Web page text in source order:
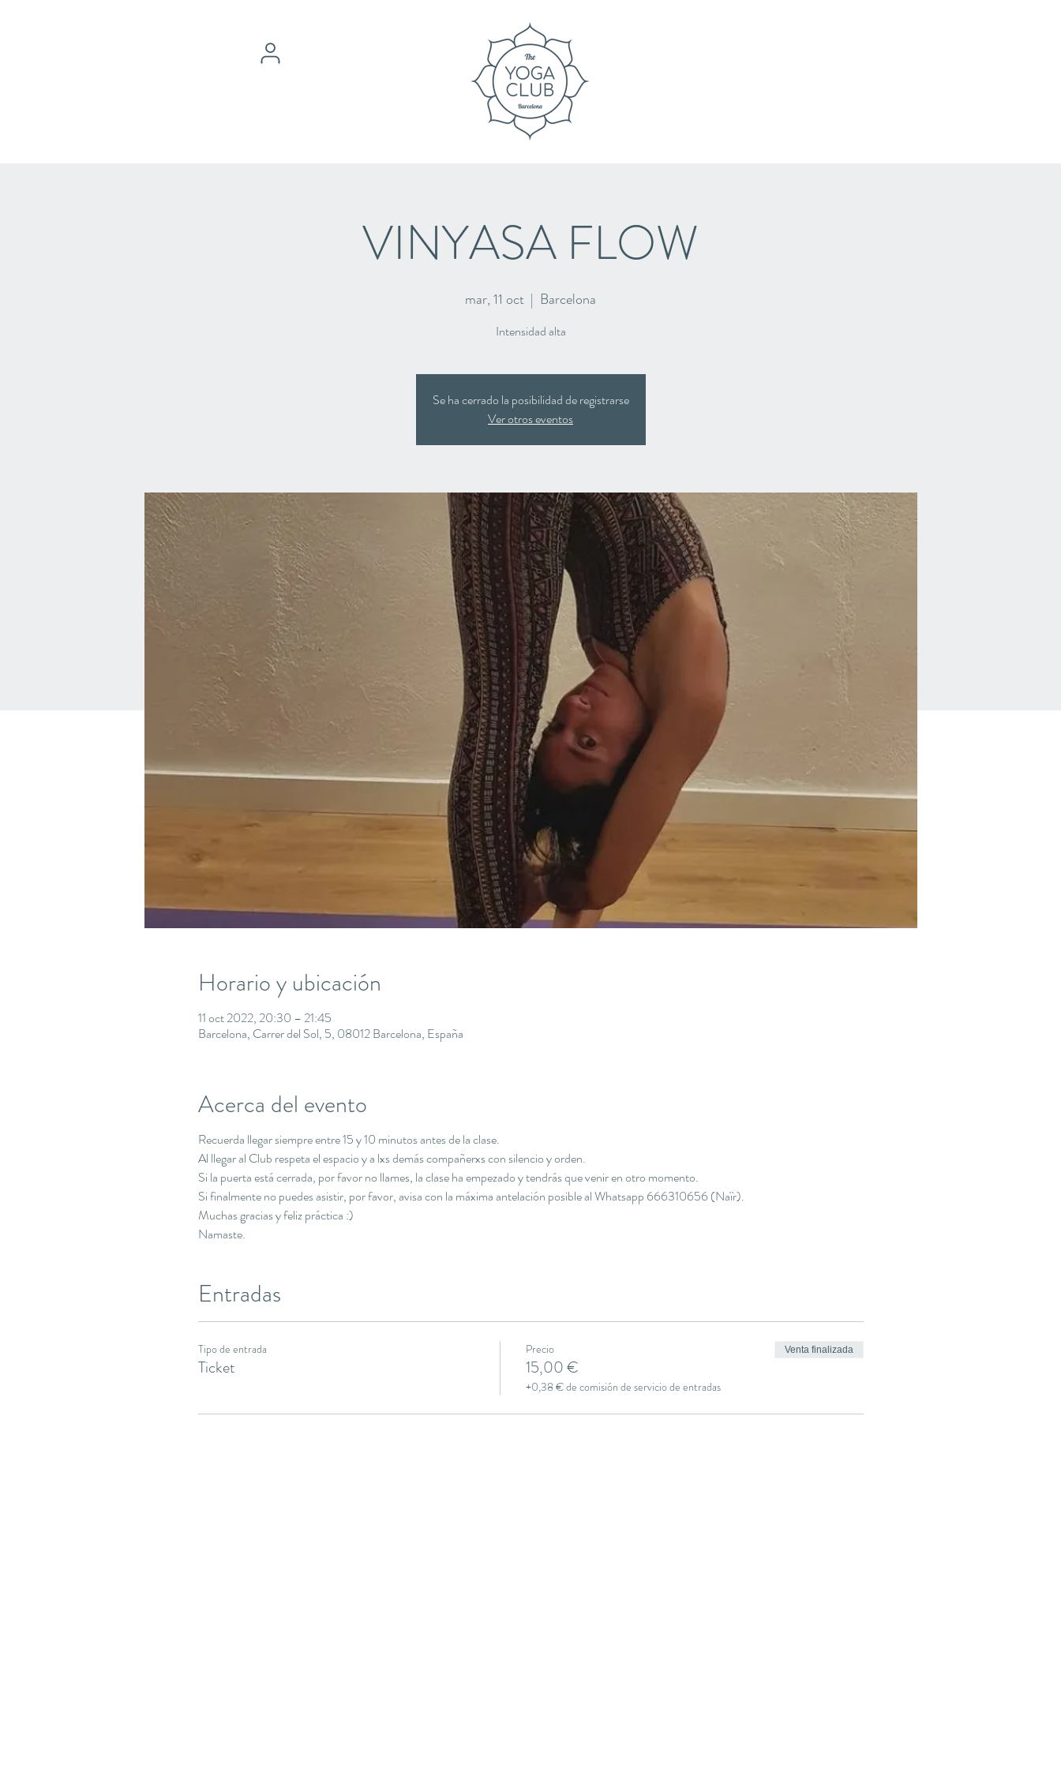
VINYASA FLOW
mar, 11 oct
  |
Barcelona
Intensidad alta
Se ha cerrado la posibilidad de registrarse
Ver otros eventos
Horario y ubicación
11 oct 2022, 20:30 – 21:45
Barcelona, Carrer del Sol, 5, 08012 Barcelona, España
Acerca del evento
Recuerda llegar siempre entre 15 y 10 minutos antes de la clase.
Al llegar al Club respeta el espacio y a lxs demás compañerxs con silencio y orden.
Si la puerta está cerrada, por favor no llames, la clase ha empezado y tendrás que venir en otro momento.
Si finalmente no puedes asistir, por favor, avisa con la máxima antelación posible al Whatsapp 666310656 (Naïr).
Muchas gracias y feliz práctica :)
Namaste.
Entradas
Tipo de entrada
Ticket
Precio
15,00 €
+0,38 € de comisión de servicio de entradas
Venta finalizada